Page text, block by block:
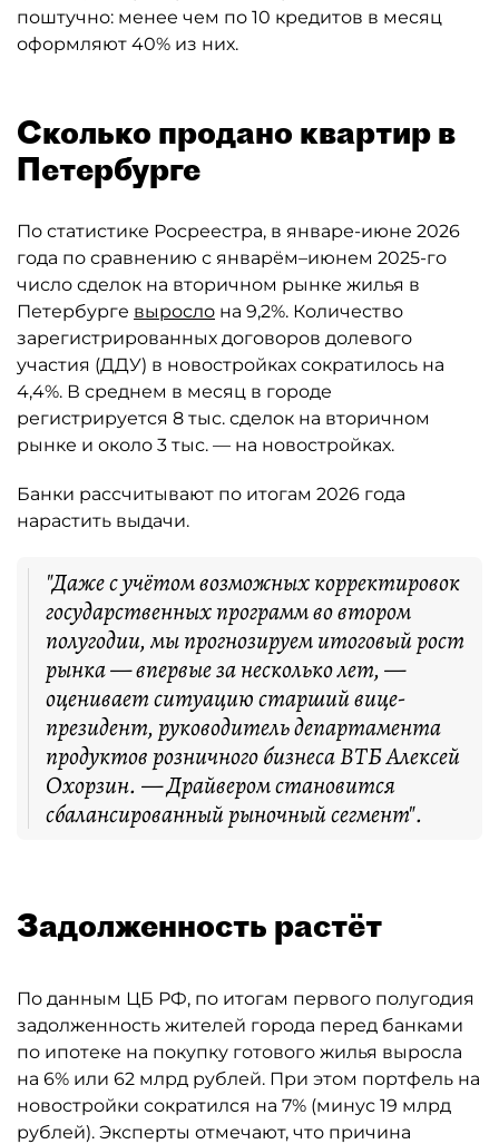
поштучно: менее чем по 10 кредитов в месяц
оформляют 40% из них.
Сколько продано квартир в
Петербурге
По статистике Росреестра, в январе-июне 2026
года по сравнению с январём–июнем 2025-го
число сделок на вторичном рынке жилья в
Петербурге выросло на 9,2%. Количество
зарегистрированных договоров долевого
участия (ДДУ) в новостройках сократилось на
4,4%. В среднем в месяц в городе
регистрируется 8 тыс. сделок на вторичном
рынке и около 3 тыс. — на новостройках.
Банки рассчитывают по итогам 2026 года
нарастить выдачи.
"Даже с учётом возможных корректировок
государственных программ во втором
полугодии, мы прогнозируем итоговый рост
рынка — впервые за несколько лет, —
оценивает ситуацию старший вице-
президент, руководитель департамента
продуктов розничного бизнеса ВТБ Алексей
Охорзин. — Драйвером становится
сбалансированный рыночный сегмент".
Задолженность растёт
По данным ЦБ РФ, по итогам первого полугодия
задолженность жителей города перед банками
по ипотеке на покупку готового жилья выросла
на 6% или 62 млрд рублей. При этом портфель на
новостройки сократился на 7% (минус 19 млрд
рублей). Эксперты отмечают, что причина